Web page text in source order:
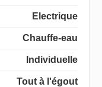
Electrique
Chauffe-eau
Individuelle
Tout à l'égout